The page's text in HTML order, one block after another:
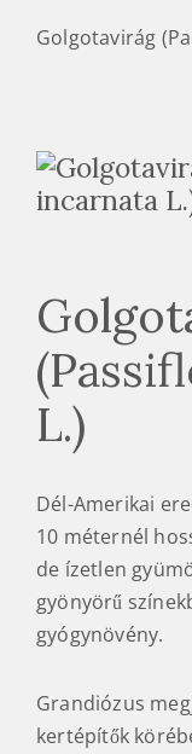
Golgotavirág
L.)
Dél-Amerikai
10 méternél
de ízetlen
gyönyörű
gyógynövény.
Grandiózus
kertépítők